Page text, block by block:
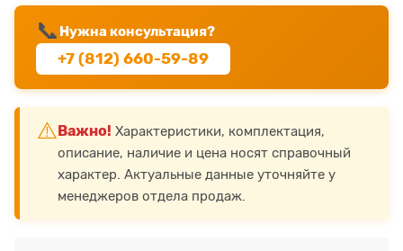
📞 Нужна консультация?
+7 (812) 660-59-89
⚠️ Важно! Характеристики, комплектация,
описание, наличие и цена носят справочный
характер. Актуальные данные уточняйте у
менеджеров отдела продаж.